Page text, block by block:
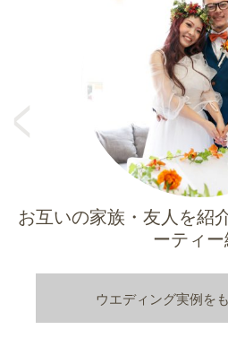
o
お互いの家族・友人を
ーティー
ウエディング実例を